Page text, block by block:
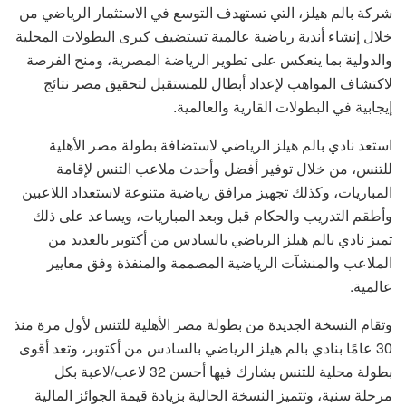
شركة بالم هيلز، التي تستهدف التوسع في الاستثمار الرياضي من
خلال إنشاء أندية رياضية عالمية تستضيف كبرى البطولات المحلية
والدولية بما ينعكس على تطوير الرياضة المصرية، ومنح الفرصة
لاكتشاف المواهب لإعداد أبطال للمستقبل لتحقيق مصر نتائج
إيجابية في البطولات القارية والعالمية.
استعد نادي بالم هيلز الرياضي لاستضافة بطولة مصر الأهلية
للتنس، من خلال توفير أفضل وأحدث ملاعب التنس لإقامة
المباريات، وكذلك تجهيز مرافق رياضية متنوعة لاستعداد اللاعبين
وأطقم التدريب والحكام قبل وبعد المباريات، ويساعد على ذلك
تميز نادي بالم هيلز الرياضي بالسادس من أكتوبر بالعديد من
الملاعب والمنشآت الرياضية المصممة والمنفذة وفق معايير
عالمية.
وتقام النسخة الجديدة من بطولة مصر الأهلية للتنس لأول مرة منذ
30 عامًا بنادي بالم هيلز الرياضي بالسادس من أكتوبر، وتعد أقوى
بطولة محلية للتنس يشارك فيها أحسن 32 لاعب/لاعبة بكل
مرحلة سنية، وتتميز النسخة الحالية بزيادة قيمة الجوائز المالية